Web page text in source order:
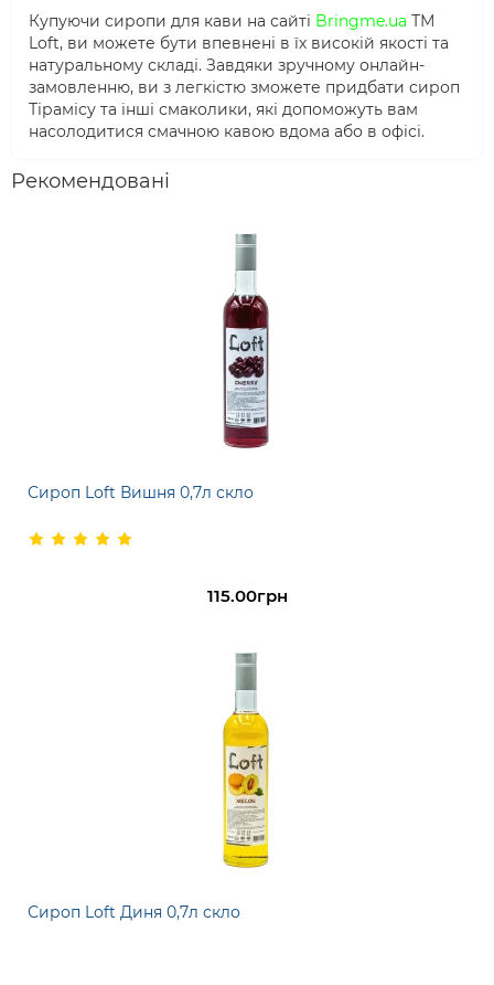
Купуючи сиропи для кави на сайті Bringme.ua ТМ
Loft, ви можете бути впевнені в їх високій якості та
натуральному складі. Завдяки зручному онлайн-
замовленню, ви з легкістю зможете придбати сироп
Тірамісу та інші смаколики, які допоможуть вам
насолодитися смачною кавою вдома або в офісі.
Рекомендовані
Сироп Loft Вишня 0,7л скло
115.00грн
Сироп Loft Диня 0,7л скло